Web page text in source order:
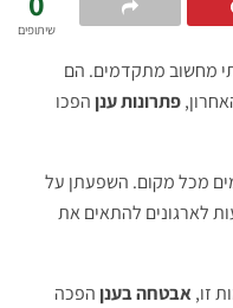
שיתופים
מחשוב מתקדמים. הם
פתרונות ענןהפכו
מכל מקום. השפעתן על
לארגונים להתאים את
זו,אבטחה בענןהפכה